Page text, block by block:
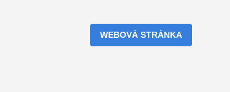
WEBOVÁ STRÁNKA